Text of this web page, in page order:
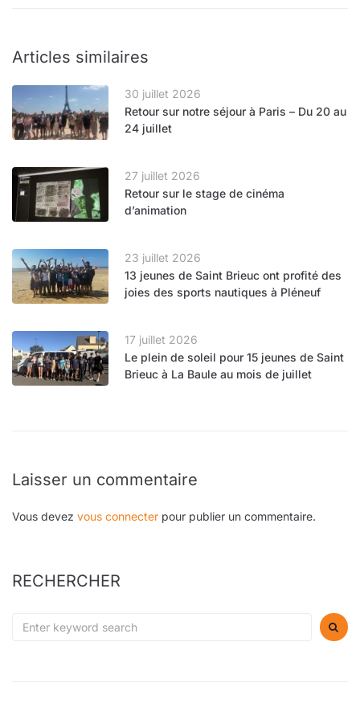
Articles similaires
30 juillet 2026
Retour sur notre séjour à Paris – Du 20 au
24 juillet
27 juillet 2026
Retour sur le stage de cinéma
d’animation
23 juillet 2026
13 jeunes de Saint Brieuc ont profité des
joies des sports nautiques à Pléneuf
17 juillet 2026
Le plein de soleil pour 15 jeunes de Saint
Brieuc à La Baule au mois de juillet
Laisser un commentaire
Vous devez vous connecter pour publier un commentaire.
RECHERCHER